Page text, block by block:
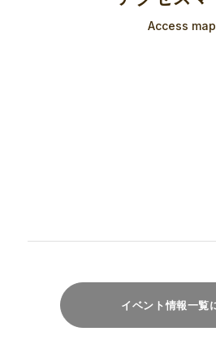
Access map
イベント情報一覧